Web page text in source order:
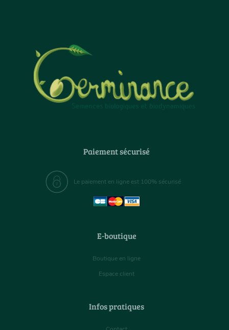
Paiement sécurisé
Le paiement en ligne est 100% sécurisé
E-boutique
Boutique en ligne
Espace client
Infos pratiques